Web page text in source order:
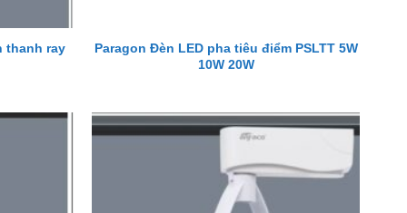
thanh ray
Paragon Đèn LED pha tiêu điểm PSLTT 5W
10W 20W